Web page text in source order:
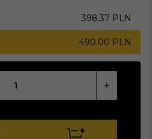
398.37 PLN
490.00 PLN